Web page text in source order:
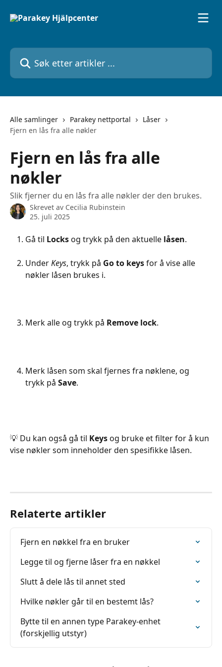
Søk etter artikler ...
Alle samlinger Parakey nettportal
Låser
Fjern en lås fra alle nøkler
Fjern en lås fra alle
nøkler
Slik fjerner du en lås fra alle nøkler der den brukes.
Skrevet av Cecilia Rubinstein
25. juli 2025
Gå til Locks og trykk på den aktuelle låsen.
Under Keys, trykk på Go to keys for å vise alle
nøkler låsen brukes i.
Merk alle og trykk på Remove lock.
Merk låsen som skal fjernes fra nøklene, og
trykk på Save.
💡 Du kan også gå til Keys og bruke et filter for å kun
vise nøkler som inneholder den spesifikke låsen.
Relaterte artikler
Fjern en nøkkel fra en bruker
Legge til og fjerne låser fra en nøkkel
Slutt å dele lås til annet sted
Hvilke nøkler går til en bestemt lås?
Bytte til en annen type Parakey-enhet
(forskjellig utstyr)